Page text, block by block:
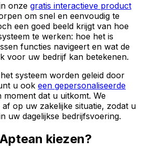
onze gratis interactieve product
om snel en eenvoudig te
een goed beeld krijgt van hoe
te werken: hoe het is
functies navigeert en wat de
voor uw bedrijf kan betekenen.
systeem worden geleid door
u ook een gepersonaliseerde
moment dat u uitkomt. We
op uw zakelijke situatie, zodat u
uw dagelijkse bedrijfsvoering.
kiezen?